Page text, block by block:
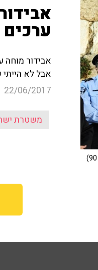
אבידור מוחה
אבל לא
22/06/2017
משטרת